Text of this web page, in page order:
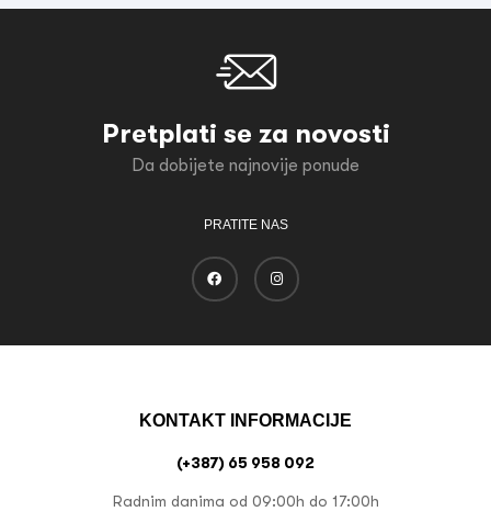
Pretplati se za novosti
Da dobijete najnovije ponude
PRATITE NAS
KONTAKT INFORMACIJE
(+387) 65 958 092
Radnim danima od 09:00h do 17:00h